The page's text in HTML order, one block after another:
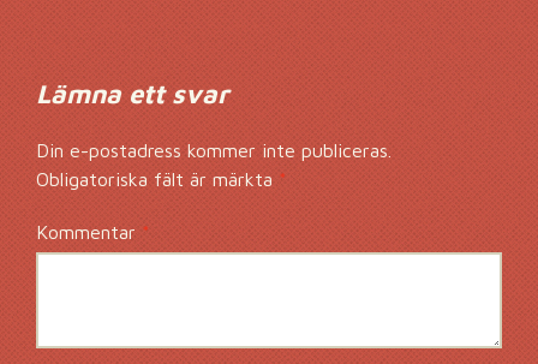
Lämna ett svar
Din e-postadress kommer inte publiceras.
Obligatoriska fält är märkta*
Kommentar*